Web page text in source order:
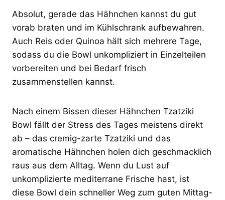
Absolut, gerade das Hähnchen kannst du gut
vorab braten und im Kühlschrank aufbewahren.
Auch Reis oder Quinoa hält sich mehrere Tage,
sodass du die Bowl unkompliziert in Einzelteilen
vorbereiten und bei Bedarf frisch
zusammenstellen kannst.
Nach einem Bissen dieser Hähnchen Tzatziki
Bowl fällt der Stress des Tages meistens direkt
ab – das cremig-zarte Tzatziki und das
aromatische Hähnchen holen dich geschmacklich
raus aus dem Alltag. Wenn du Lust auf
unkomplizierte mediterrane Frische hast, ist
diese Bowl dein schneller Weg zum guten Mittag-